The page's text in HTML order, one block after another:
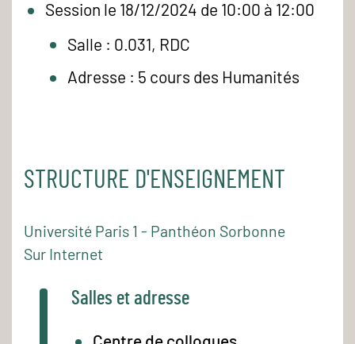
Session le 18/12/2024 de 10:00 à 12:00
Salle : 0.031, RDC
Adresse : 5 cours des Humanités
STRUCTURE D'ENSEIGNEMENT
Université Paris 1 - Panthéon Sorbonne
Sur Internet
Salles et adresse